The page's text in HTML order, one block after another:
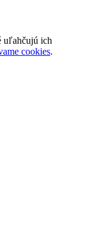
uľahčujú ich
cookies.